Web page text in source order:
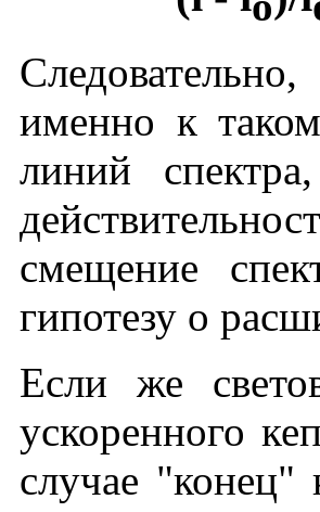
именно к
линий
смещение
гипотезу о
Если же
ускоренного
случае "конец"